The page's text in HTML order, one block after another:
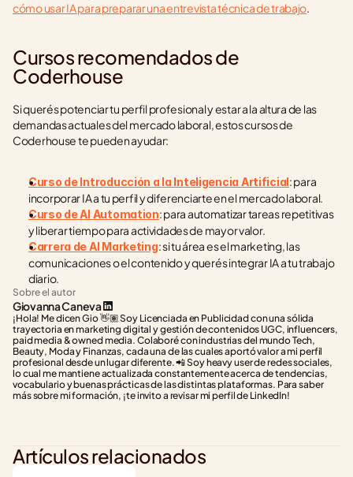
cómo usar IA para preparar una entrevista técnica de trabajo.
Cursos recomendados de
Coderhouse
Si querés potenciar tu perfil profesional y estar a la altura de las
demandas actuales del mercado laboral, estos cursos de
Coderhouse te pueden ayudar:
Curso de Introducción a la Inteligencia Artificial: para
incorporar IA a tu perfil y diferenciarte en el mercado laboral.
Curso de AI Automation: para automatizar tareas repetitivas
y liberar tiempo para actividades de mayor valor.
Carrera de AI Marketing: si tu área es el marketing, las
comunicaciones o el contenido y querés integrar IA a tu trabajo
diario.
Sobre el autor
Giovanna Caneva
¡Hola! Me dicen Gio 👋🏽 Soy Licenciada en Publicidad con una sólida
trayectoria en marketing digital y gestión de contenidos UGC, influencers,
paid media & owned media. Colaboré con industrias del mundo Tech,
Beauty, Moda y Finanzas, cada una de las cuales aportó valor a mi perfil
profesional desde un lugar diferente. 📲 Soy heavy user de redes sociales,
lo cual me mantiene actualizada constantemente acerca de tendencias,
vocabulario y buenas prácticas de las distintas plataformas. Para saber
más sobre mi formación, ¡te invito a revisar mi perfil de LinkedIn!
Artículos relacionados